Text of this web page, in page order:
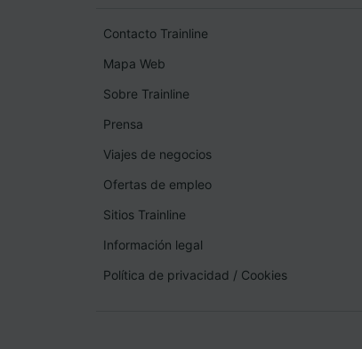
Contacto Trainline
Mapa Web
Sobre Trainline
Prensa
Viajes de negocios
Ofertas de empleo
Sitios Trainline
Información legal
Política de privacidad / Cookies